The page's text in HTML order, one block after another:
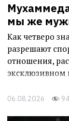
мы же
Как четверо
разрешают
отношения,
эксклюзивном
06.08.2026